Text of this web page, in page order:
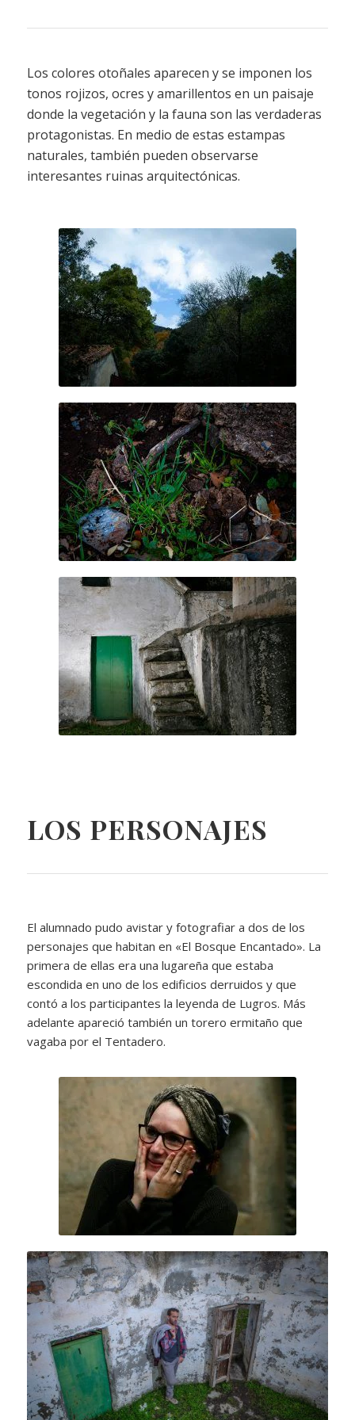
Los colores otoñales aparecen y se imponen los
tonos rojizos, ocres y amarillentos en un paisaje
donde la vegetación y la fauna son las verdaderas
protagonistas. En medio de estas estampas
naturales, también pueden observarse
interesantes ruinas arquitectónicas.
LOS PERSONAJES
El alumnado pudo avistar y fotografiar a dos de los
personajes que habitan en «El Bosque Encantado». La
primera de ellas era una lugareña que estaba
escondida en uno de los edificios derruidos y que
contó a los participantes la leyenda de Lugros. Más
adelante apareció también un torero ermitaño que
vagaba por el Tentadero.